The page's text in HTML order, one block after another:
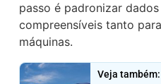
passo é padronizar
compreensíveis tanto
máquinas.
Veja também: